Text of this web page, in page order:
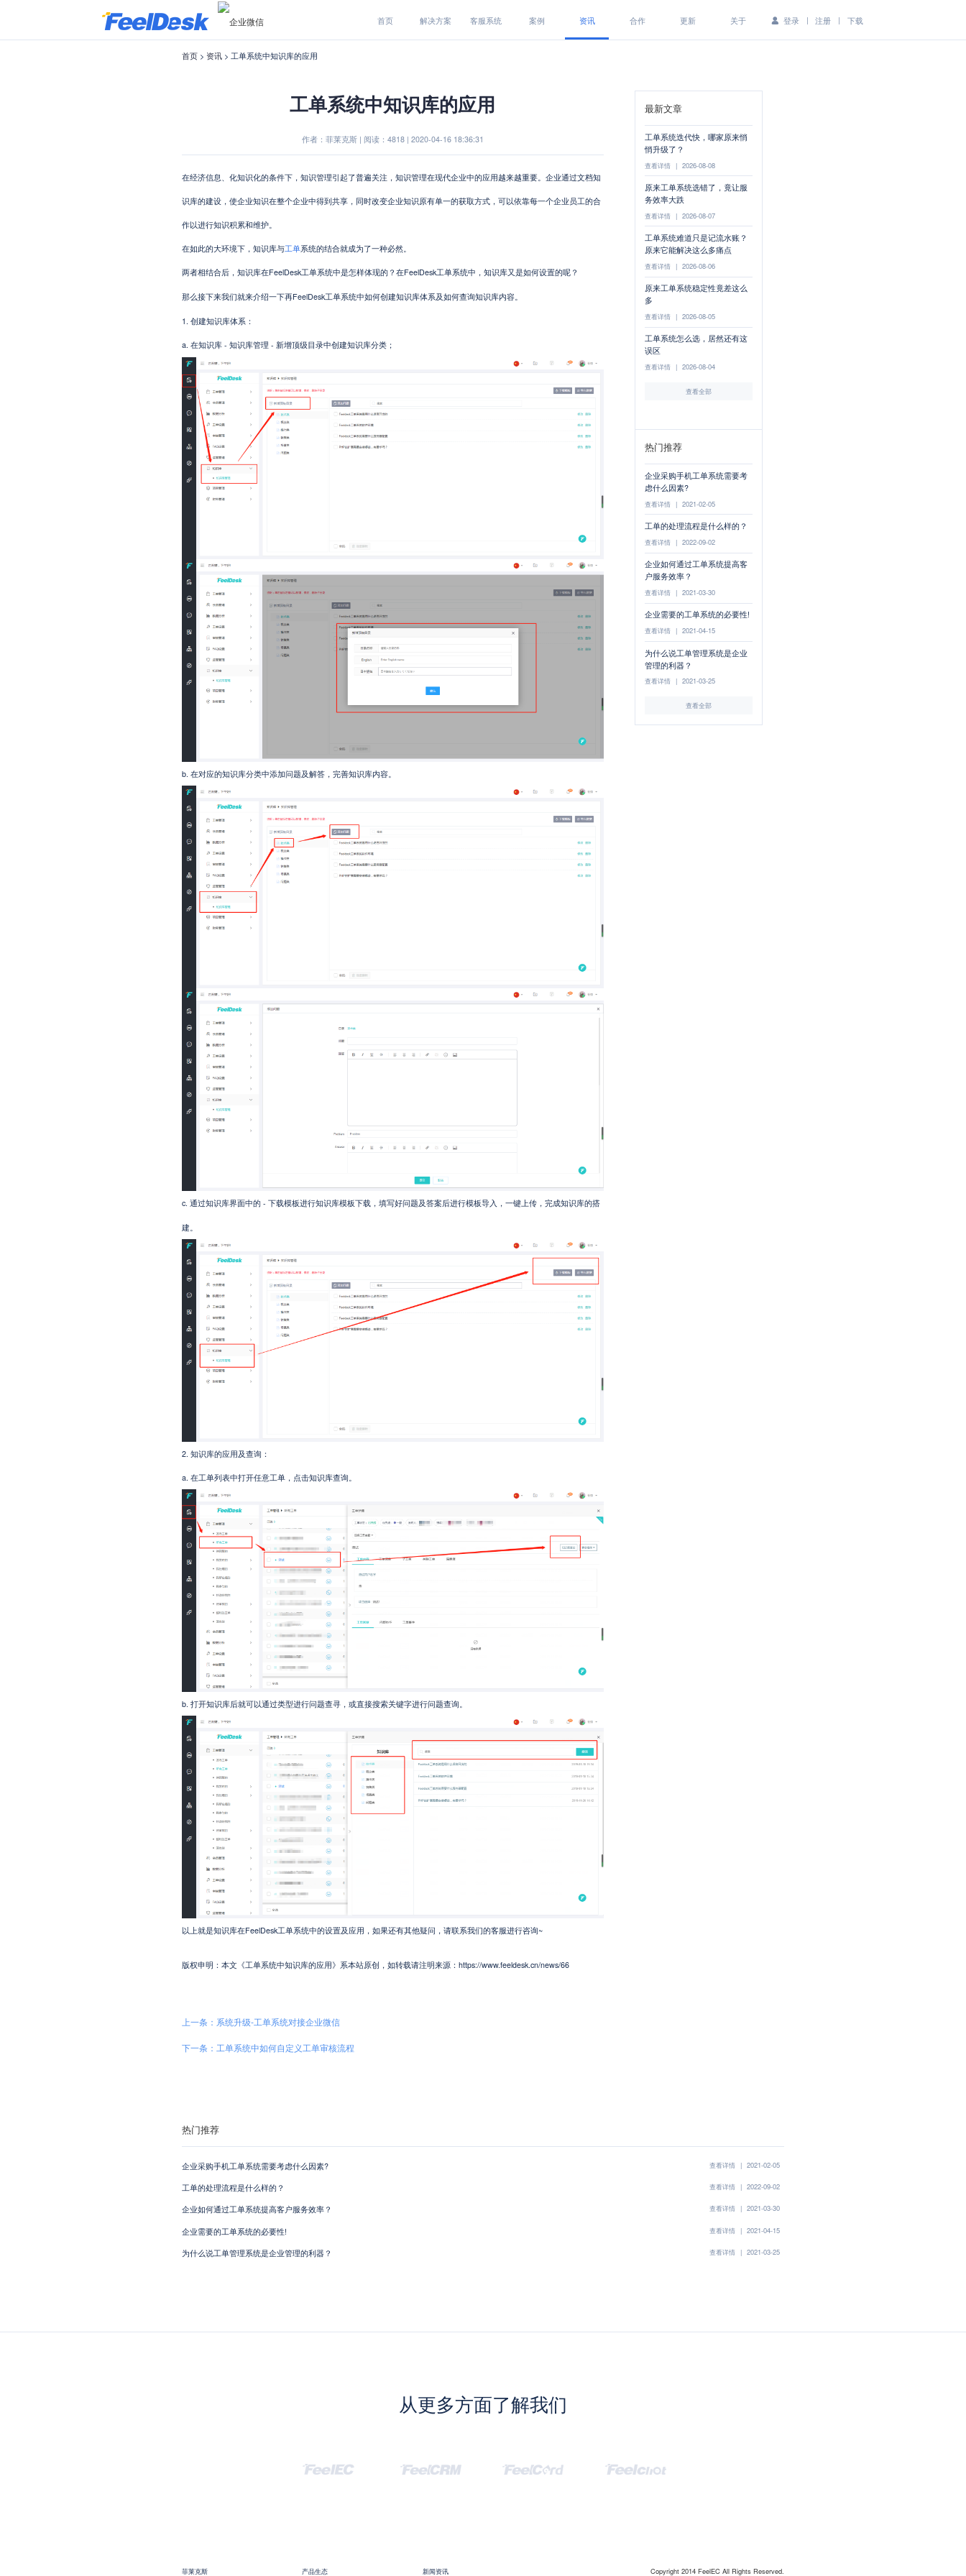
首页 解决方案 客服系统 案例 资讯 合作 更新 关于 登录 | 注册 | 下载
首页> 资讯> 工单系统中知识库的应用
工单系统中知识库的应用
作者：菲莱克斯 | 阅读：4818 | 2020-04-16 18:36:31
在经济信息 化知识化的条件下，知识管理引起了普遍关注，知识管理在现代企业中的应用越来越重要。 企业通过文档知
识库的建设，使企业知识在整个企业中得到共享，同时改变企业知识原有单一的获取方式，可以依靠每一个企业员工的合
作以进行知识积累和维护。
在如此的大环境下，知识库与工单系统的结合就成为了一种必然。
两者相结合后，知识库在FeelDesk工单系统中是怎样体现的？在FeelDesk工单系统中，知识库又是如何设置的呢？
那么接下来我们就来介绍一下再FeelDesk工单系统中如何创建知识库体系及如何查询知识库内容。
1. 创建知识库体系：
a. 在知识库- 知识库管理 - 新增顶级目录中创建知识库分类；
b. 在对应的知识库分类中添加问题及解答，完善知识库内容。
c. 通过知识库界面中的 - 下载模板进行知识库模板下载，填写好问题及答案后进行模板导入，一键上传，完成知识库的搭
建。
2. 知识库的应用及查询：
a. 在工单列表中打开任意工单，点击知识库查询。
b. 打开知识库后就可以通过类型进行问题查寻，或直接搜索关键字进行问题查询。
以上就是知识库在FeelDesk工单系统中的设置及应用，如果还有其他疑问，请联系我们的客服进行咨询~
版权申明：本文《工单系统中知识库的应用》系本站原创，如转载请注明来源：https://www.feeldesk.cn/news/66
最新文章
工单系统迭代快，哪家原来悄
悄升级了？
查看详情 | 2026-08-08
原来工单系统选错了，竟让服
务效率大跌
查看详情 | 2026-08-07
工单系统难道只是记流水账？
原来它能解决这么多痛点
查看详情 | 2026-08-06
原来工单系统稳定性竟差这么
多
查看详情 | 2026-08-05
工单系统怎么选，居然还有这
误区
查看详情 | 2026-08-04
查看全部
热门推荐
企业采购手机工单系统需要考
虑什么因素?
查看详情 | 2021-02-05
工单的处理流程是什么样的？
查看详情 | 2022-09-02
企业如何通过工单系统提高客
户服务效率？
查看详情 | 2021-03-30
企业需要的工单系统的必要性!
查看详情 | 2021-04-15
为什么说工单管理系统是企业
管理的利器？
查看详情 | 2021-03-25
查看全部
上一条：系统升级-工单系统对接企业微信
下一条：工单系统中如何自定义工单审核流程
热门推荐
企业采购手机工单系统需要考虑什么因素? 查看详情 | 2021-02-05
工单的处理流程是什么样的？ 查看详情 | 2022-09-02
企业如何通过工单系统提高客户服务效率？ 查看详情 | 2021-03-30
企业需要的工单系统的必要性! 查看详情 | 2021-04-15
为什么说工单管理系统是企业管理的利器？ 查看详情 | 2021-03-25
从更多方面了解我们
菲莱克斯 产品生态 新闻资讯 Copyright 2014 FeelEC All Rights Reserved.